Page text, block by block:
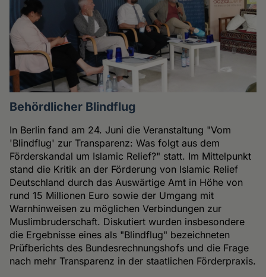
Behördlicher Blindflug
In Berlin fand am 24. Juni die Veranstaltung "Vom
'Blindflug' zur Transparenz: Was folgt aus dem
Förderskandal um Islamic Relief?" statt. Im Mittelpunkt
stand die Kritik an der Förderung von Islamic Relief
Deutschland durch das Auswärtige Amt in Höhe von
rund 15 Millionen Euro sowie der Umgang mit
Warnhinweisen zu möglichen Verbindungen zur
Muslimbruderschaft. Diskutiert wurden insbesondere
die Ergebnisse eines als "Blindflug" bezeichneten
Prüfberichts des Bundesrechnungshofs und die Frage
nach mehr Transparenz in der staatlichen Förderpraxis.